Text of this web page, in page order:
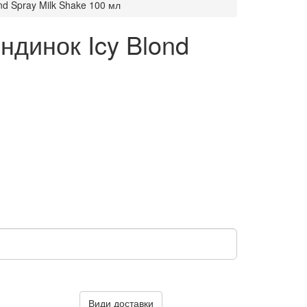
Spray Milk Shake 100 мл
Icy Blond
Види доставки